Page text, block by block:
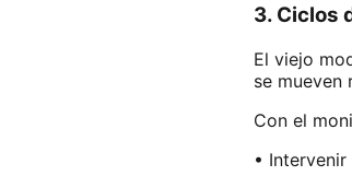
3. Ciclos
El viejo
se mueven
Con el
•